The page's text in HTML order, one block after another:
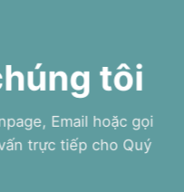
tôi
Email hoặc gọi
trực tiếp cho Quý